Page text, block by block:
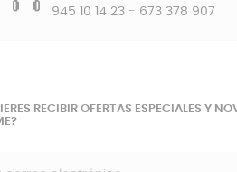
945 10 14 23 - 673 378 907
RECIBIR OFERTAS ESPECIALES Y